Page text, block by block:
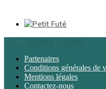
Partenaires
Conditions générales de
Mentions légales
Contactez-nous